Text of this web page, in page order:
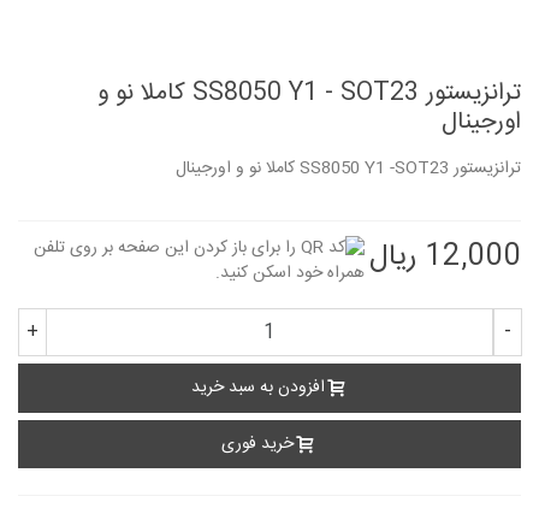
ترانزیستور SS8050 Y1 - SOT23 کاملا نو و
اورجینال
ترانزیستور SS8050 Y1 -SOT23 کاملا نو و اورجینال
12,000 ریال
-
+
افزودن به سبد خرید
خرید فوری